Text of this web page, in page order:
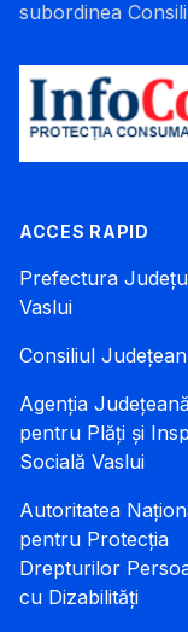
subordinea
ACCES RAPID
Prefectura
Vaslui
Consiliul
Agenția Județeană
pentru Plăți și
Socială Vaslui
Autoritatea
pentru Protecția
Drepturilor
cu Dizabilități